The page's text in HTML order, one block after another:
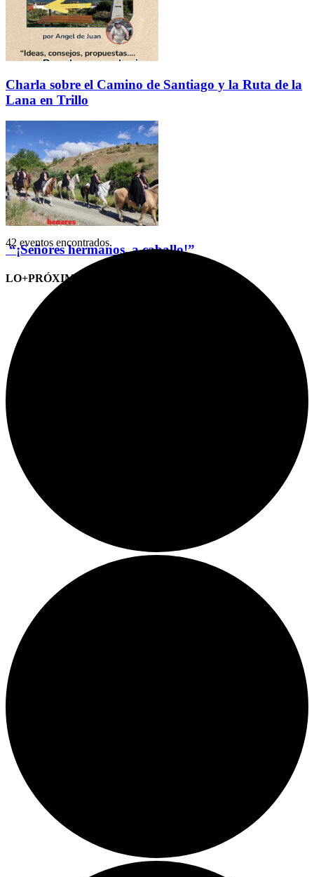
Charla sobre el Camino de Santiago y la Ruta de la
Lana en Trillo
“¡Señores hermanos, a caballo!”
LO+PRÓXIMO (CITAS)
42 eventos encontrados.